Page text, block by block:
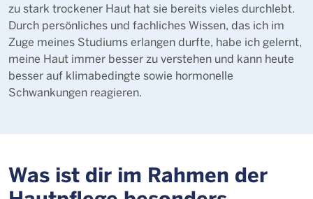
zu stark trockener Haut hat sie bereits vieles durchlebt.
Durch persönliches und fachliches Wissen, das ich im
Zuge meines Studiums erlangen durfte, habe ich gelernt,
meine Haut immer besser zu verstehen und kann heute
besser auf klimabedingte sowie hormonelle
Schwankungen reagieren.
Was ist dir im Rahmen der